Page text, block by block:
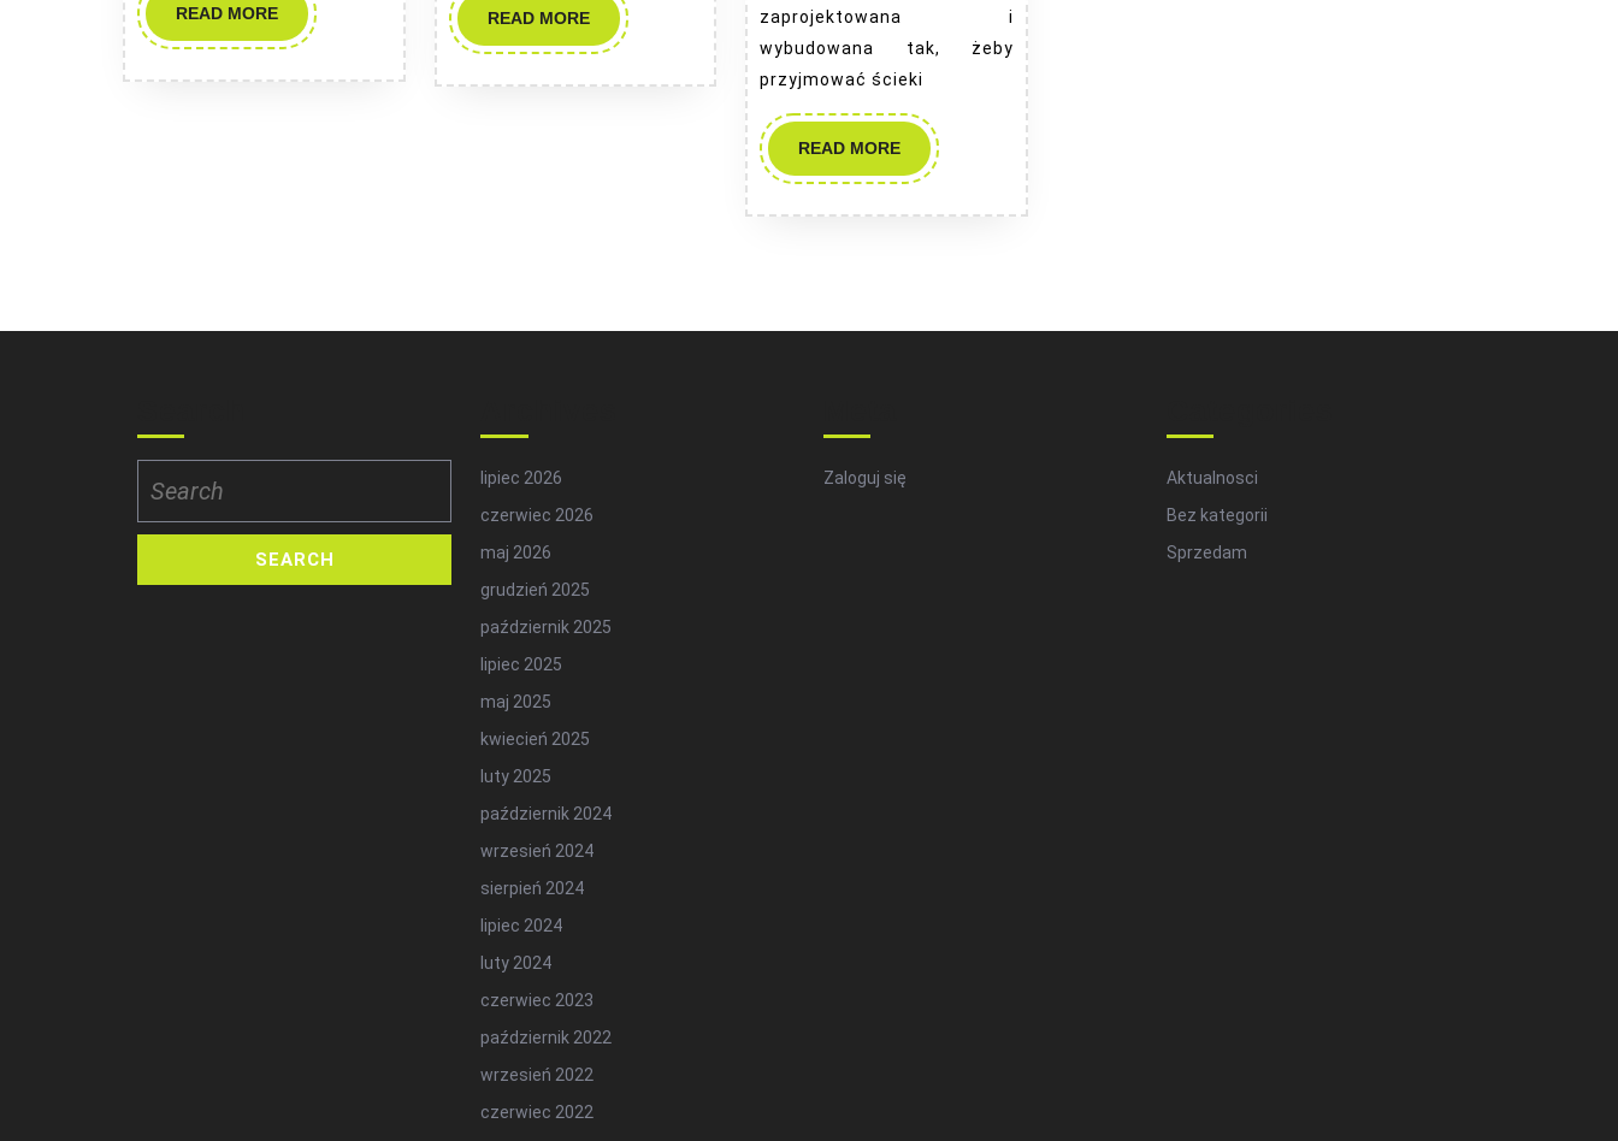
READ MOREREAD
MORE
READ MOREREAD
MORE
zaprojektowana i
wybudowana tak, żeby
przyjmować ścieki
READ MOREREAD
MORE
for:
lipiec 2026
czerwiec 2026
maj 2026
grudzień 2025
październik 2025
lipiec 2025
maj 2025
kwiecień 2025
luty 2025
październik 2024
wrzesień 2024
sierpień 2024
lipiec 2024
luty 2024
czerwiec 2023
październik 2022
wrzesień 2022
czerwiec 2022
Zaloguj się
Aktualnosci
Bez kategorii
Sprzedam